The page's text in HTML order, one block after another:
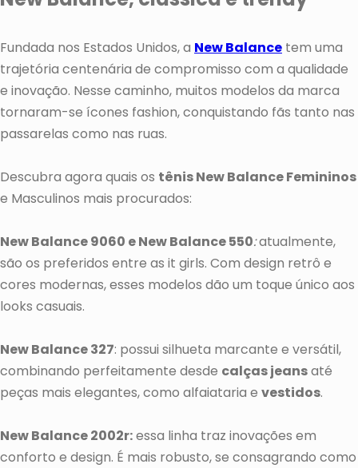
Fundada nos Estados Unidos, a New Balance tem uma
trajetória centenária de compromisso com a qualidade
e inovação. Nesse caminho, muitos modelos da marca
tornaram-se ícones fashion, conquistando fãs tanto nas
passarelas como nas ruas.
Descubra agora quais os tênis New Balance Femininos
e Masculinos mais procurados:
New Balance 9060 e New Balance 550:atualmente,
são os preferidos entre as it girls. Com design retrô e
cores modernas, esses modelos dão um toque único aos
looks casuais.
New Balance 327: possui silhueta marcante e versátil,
combinando perfeitamente desde calças jeansaté
peças mais elegantes, como alfaiataria e vestidos.
New Balance 2002r:essa linha traz inovações em
conforto e design. É mais robusto, se consagrando como